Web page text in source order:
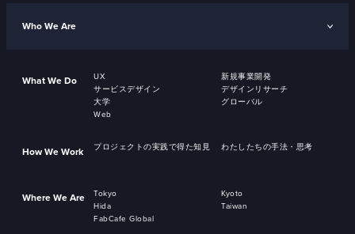
Who We Are
What We Do UX
新規事業開発
サービスデザイン
デザインリサーチ
大学
グローバル
Web
How We Work プロジェクトの実践で得た知見 わたしたちの手法・思考
Where We Are Tokyo
Kyoto
Hida
Taiwan
FabCafe Global